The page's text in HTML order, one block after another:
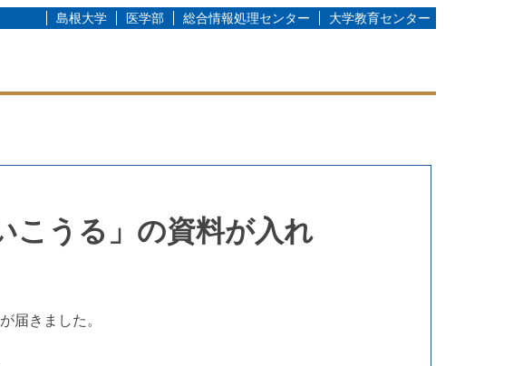
島根大学 医学部 総合情報処理センター 大学教育センター
こうる」の資料が入れ
届きました。